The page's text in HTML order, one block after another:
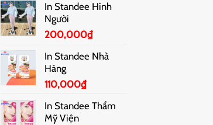
In Standee Hình
Người
200,000₫
In Standee Nhà
Hàng
110,000₫
In Standee Thẩm
Mỹ Viện